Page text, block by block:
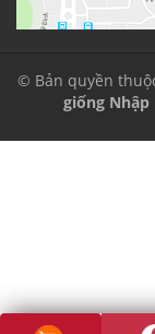
© Bản quyền
giống